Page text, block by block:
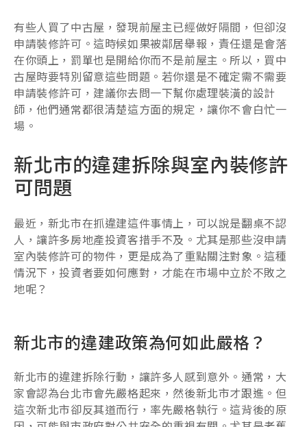
有些人買了中古屋，發現前屋主已經做好隔間，但卻沒
申請裝修許可。這時候如果被鄰居舉報，責任還是會落
在你頭上，罰單也是開給你而不是前屋主。所以，買中
古屋時要特別留意這些問題。若你還是不確定需不需要
申請裝修許可，建議你去問一下幫你處理裝潢的設計
師，他們通常都很清楚這方面的規定，讓你不會白忙一
場。
新北市的違建拆除與室內裝修許
可問題
最近，新北市在抓違建這件事情上，可以說是翻桌不認
人，讓許多房地產投資客措手不及。尤其是那些沒申請
室內裝修許可的物件，更是成為了重點關注對象。這種
情況下，投資者要如何應對，才能在市場中立於不敗之
地呢？
新北市的違建政策為何如此嚴格？
新北市的違建拆除行動，讓許多人感到意外。通常，大
家會認為台北市會先嚴格起來，然後新北市才跟進。但
這次新北市卻反其道而行，率先嚴格執行。這背後的原